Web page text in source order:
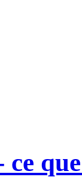
ce